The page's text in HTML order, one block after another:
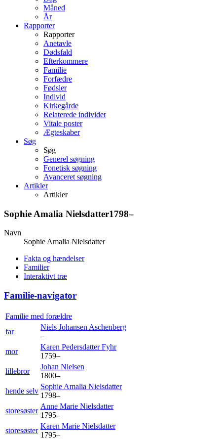
Måned
År
Rapporter
Rapporter
Anetavle
Dødsfald
Efterkommere
Familie
Forfædre
Fødsler
Individ
Kirkegårde
Relaterede individer
Vitale poster
Ægteskaber
Søg
Søg
Generel søgning
Fonetisk søgning
Avanceret søgning
Artikler
Artikler
Sophie Amalia Nielsdatter1798–
Navn
Sophie Amalia Nielsdatter
Fakta og hændelser
Familier
Interaktivt træ
Familie-navigator
Familie med forældre
far
Niels Johansen Aschenberg
–
mor
Karen PedersdatterFyhr
1759–
lillebror
Johan Nielsen
1800–
hende selv
Sophie Amalia Nielsdatter
1798–
storesøster
Anne Marie Nielsdatter
1795–
storesøster
Karen Marie Nielsdatter
1795–